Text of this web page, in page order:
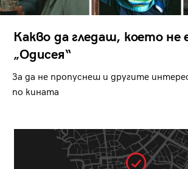
Какво да гледаш, което не
„Одисея“
За да не пропуснеш и другите
по кината